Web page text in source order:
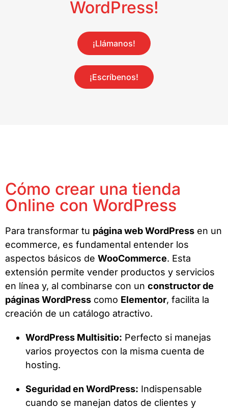
WordPress!
¡Llámanos!
¡Escríbenos!
Cómo crear una tienda
Online con WordPress
Para transformar tu página web WordPress en un
ecommerce, es fundamental entender los
aspectos básicos de WooCommerce. Esta
extensión permite vender productos y servicios
en línea y, al combinarse con un constructor de
páginas WordPress como Elementor, facilita la
creación de un catálogo atractivo.
WordPress Multisitio: Perfecto si manejas
varios proyectos con la misma cuenta de
hosting.
Seguridad en WordPress: Indispensable
cuando se manejan datos de clientes y